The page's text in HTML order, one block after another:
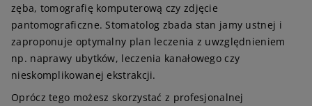
zęba, tomografię komputerową czy zdjęcie
pantomograficzne. Stomatolog zbada stan jamy ustnej i
zaproponuje optymalny plan leczenia z uwzględnieniem
np. naprawy ubytków, leczenia kanałowego czy
nieskomplikowanej ekstrakcji.
Oprócz tego możesz skorzystać z profesjonalnej